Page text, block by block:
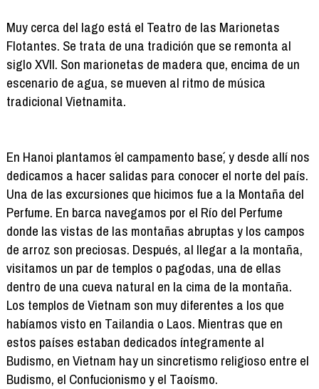
Muy cerca del lago está el Teatro de las Marionetas
Flotantes. Se trata de una tradición que se remonta al
siglo XVII. Son marionetas de madera que, encima de un
escenario de agua, se mueven al ritmo de música
tradicional Vietnamita.
En Hanoi plantamos ´el campamento base´, y desde allí nos
dedicamos a hacer salidas para conocer el norte del país.
Una de las excursiones que hicimos fue a la Montaña del
Perfume. En barca navegamos por el Río del Perfume
donde las vistas de las montañas abruptas y los campos
de arroz son preciosas. Después, al llegar a la montaña,
visitamos un par de templos o pagodas, una de ellas
dentro de una cueva natural en la cima de la montaña.
Los templos de Vietnam son muy diferentes a los que
habíamos visto en Tailandia o Laos. Mientras que en
estos países estaban dedicados íntegramente al
Budismo, en Vietnam hay un sincretismo religioso entre el
Budismo, el Confucionismo y el Taoísmo.